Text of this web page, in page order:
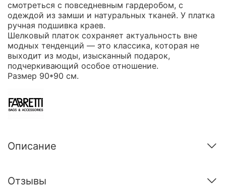
смотреться с повседневным гардеробом, с
одеждой из замши и натуральных тканей. У платка
ручная подшивка краев.
Шелковый платок сохраняет актуальность вне
модных тенденций — это классика, которая не
выходит из моды, изысканный подарок,
подчеркивающий особое отношение.
Размер 90*90 см.
Описание
Отзывы